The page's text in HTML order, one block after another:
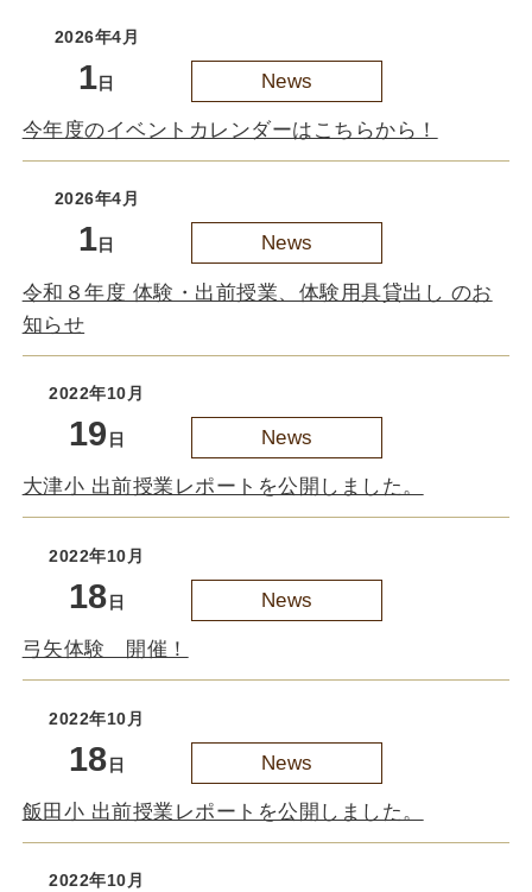
2026年4月
1日 News
今年度のイベントカレンダーはこちらから！
2026年4月
1日 News
令和８年度 体験・出前授業、体験用具貸出し のお
知らせ
2022年10月
19 日 News
大津小 出前授業レポートを公開しました。
2022年10月
18 日 News
弓矢体験 開催！
2022年10月
18 日 News
飯田小 出前授業レポートを公開しました。
2022年10月